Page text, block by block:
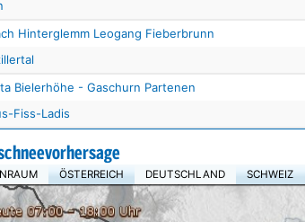
Hinterglemm Leogang Fieberbrunn
Bielerhöhe - Gaschurn Partenen
Fiss-Ladis
ÖSTERREICH DEUTSCHLAND SCHWEIZ